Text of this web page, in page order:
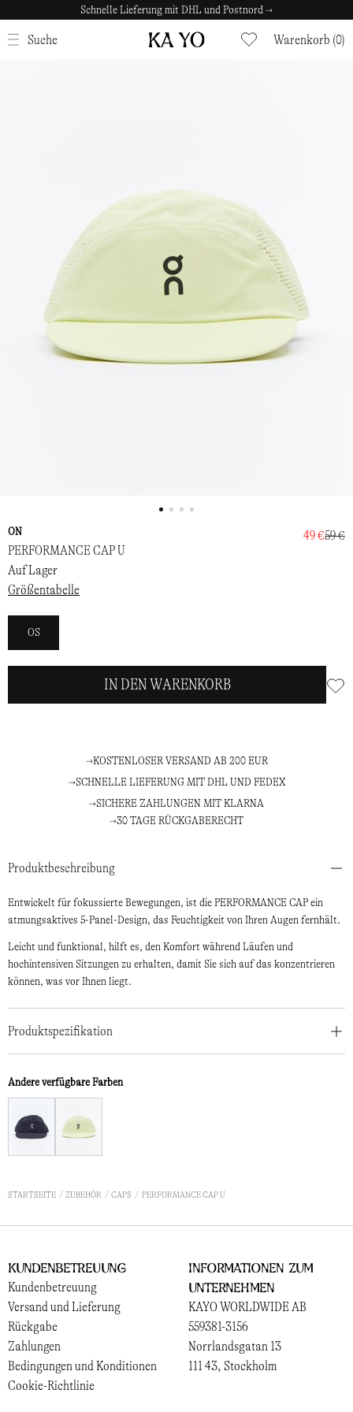
Schnelle Lieferung mit DHL und Postnord →
Suche Warenkorb (0)
SCHLIESSEN
Produktbeschreibung
Entwickelt für fokussierte Bewegungen, ist die PERFORMANCE CAP ein
atmungsaktives 5-Panel-Design, das Feuchtigkeit von Ihren Augen fernhält.
Leicht und funktional, hilft es, den Komfort während Läufen und
hochintensiven Sitzungen zu erhalten, damit Sie sich auf das konzentrieren
können, was vor Ihnen liegt.
Produktspezifikation
Andere verfügbare Farben
ON
PERFORMANCE CAP U
49 €59 €
Auf Lager
Größentabelle
OS
IN DEN WARENKORB
KOSTENLOSER VERSAND AB 200 EUR
SCHNELLE LIEFERUNG MIT DHL UND FEDEX
SICHERE ZAHLUNGEN MIT KLARNA
30 TAGE RÜCKGABERECHT
STARTSEITE ZUBEHÖR CAPS PERFORMANCE CAP U
Kundenbetreuung
Kundenbetreuung
Versand und Lieferung
Rückgabe
Zahlungen
Bedingungen und Konditionen
Cookie-Richtlinie
Informationen zum
Unternehmen
KAYO WORLDWIDE AB
559381-3156
Norrlandsgatan 13
111 43, Stockholm